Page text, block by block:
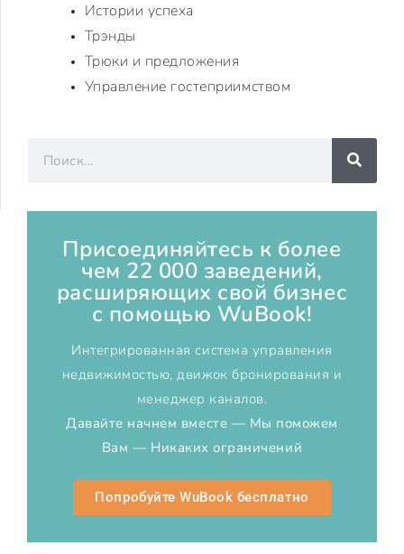
Истории успеха
Трэнды
Трюки и предложения
Управление гостеприимством
Присоединяйтесь к более
чем 22 000 заведений,
расширяющих свой бизнес
с помощью WuBook!
Интегрированная система управления
недвижимостью, движок бронирования и
менеджер каналов.
Давайте начнем вместе — Мы поможем
Вам — Никаких ограничений
Попробуйте WuBook бесплатно